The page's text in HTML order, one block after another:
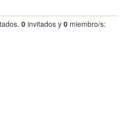
0 invitados y 0 miembro/s: